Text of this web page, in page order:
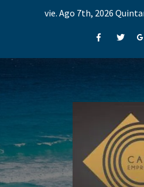
vie. Ago 7th, 2026
FacebookTwitter